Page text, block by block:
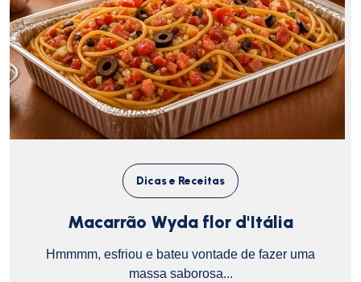
Dicas e Receitas
Macarrão Wyda flor d'Itália
Hmmmm, esfriou e bateu vontade de fazer uma
massa saborosa...